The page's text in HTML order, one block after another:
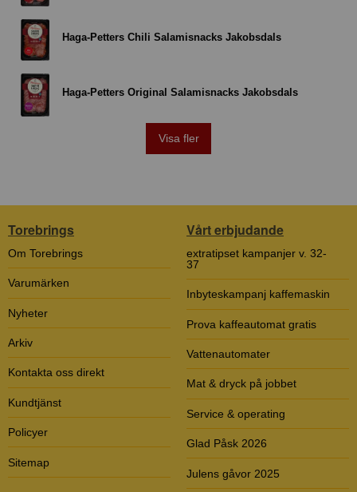
Haga-Petters Chili Salamisnacks Jakobsdals
Haga-Petters Original Salamisnacks Jakobsdals
Visa fler
Torebrings
Om Torebrings
Varumärken
Nyheter
Arkiv
Kontakta oss direkt
Kundtjänst
Policyer
Sitemap
Vårt erbjudande
extratipset kampanjer v. 32-
37
Inbyteskampanj kaffemaskin
Prova kaffeautomat gratis
Vattenautomater
Mat & dryck på jobbet
Service & operating
Glad Påsk 2026
Julens gåvor 2025